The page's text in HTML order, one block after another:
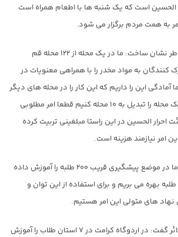
الحسین است که یک شنبه ها با اطعام همراه است
به همت مردم برگزار می شود.
حجت الاسلام لواسانی خاطر نشان ساخت: ما در یک محله از ۱۲۲ محله قم
کنندگان به مواد مخدر را با همراهی معنویات در
آمادگی این را داریم که این کار را در محله های دیگر
نیز رونق ببخشیم و اگر یک محله را تبدیل به ۱۰ محله کنیم قطعا امر مطلوبی
الحسین در این راستا مبلغینی تربیت کرده
امر نیازمند هزینه است.
وی در ادامه تصریح کرد: ما در موضع پیشگیری قریب ۲۰۰ طلبه را آموزش داده
ایم که تنها از ظرفیت ۳۰ طلبه بهره می بریم و برای استفاده از این توان و
نهاد های متولی این امر هستیم.
فرمانده پایگاه بسیج بصائر گفت: در اردوگاه کرامت در ۷ استان طلاب را آموزش